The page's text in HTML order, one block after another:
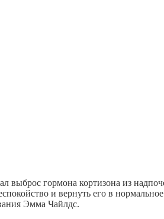
выброс гормона кортизона из
и вернуть его в
Эмма Чайлдс.